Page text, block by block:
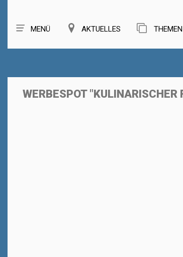
MENÜ AKTUELLES THEMEN
WERBESPOT "KULINARISCHER